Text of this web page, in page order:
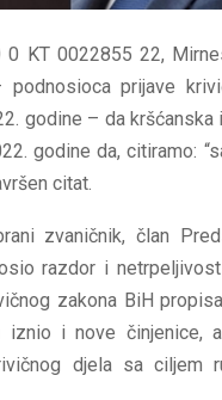
KT 0022855 22,
prijave
godine – da
godine da, citiramo:
citat.
zvaničnik, član
razdor i
zakona BiH
i nove činjenice,
djela sa ciljem